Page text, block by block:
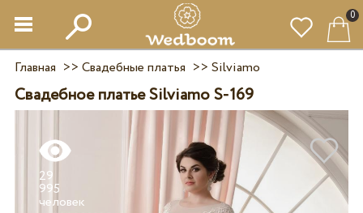
0
Главная >> Свадебные платья >> Silviamo
Свадебное платье Silviamo S-169
29
995
человек